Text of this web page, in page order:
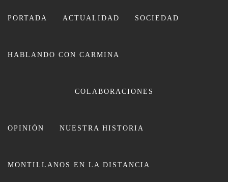
PORTADA ACTUALIDAD SOCIEDAD
HABLANDO CON CARMINA
COLABORACIONES
OPINIÓN NUESTRA HISTORIA
MONTILLANOS EN LA DISTANCIA
CARMINA LEIVA